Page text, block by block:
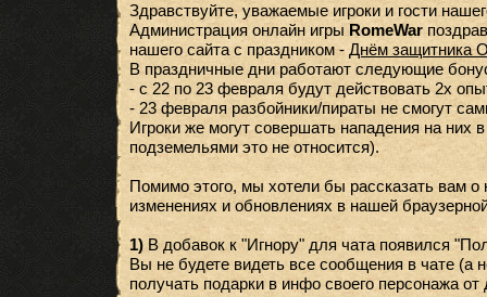
Здравствуйте, уважаемые игроки и гости
Администрация онлайн игрыRomeWar
нашего сайта с праздником - Днём защитника
В праздничные дни работают следующие
- с 22 по 23 февраля будут действовать 2х
- 23 февраля разбойники/пираты не смогут
Игроки же могут совершать нападения на них
подземельями это не относится).
Помимо этого, мы хотели бы рассказать вам о
изменениях и обновлениях в нашей
1)В добавок к "Игнору" для чата появился
Вы не будете видеть все сообщения в чате (а
получать подарки в инфо своего персонажа